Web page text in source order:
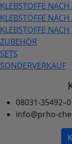
KLEBSTOFFE NACH
KLEBSTOFFE
KLEBSTOFFE NACH
ZUBEHÖR
SETS
SONDERVERKAUF
08031-35492–0
info@prho-